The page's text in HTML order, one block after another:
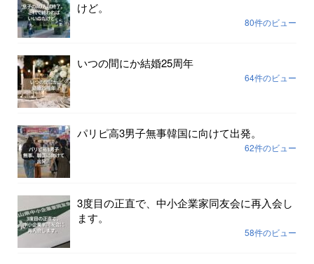
けど。
80件のビュー
いつの間にか結婚25周年
64件のビュー
パリピ高3男子無事韓国に向けて出発。
62件のビュー
3度目の正直で、中小企業家同友会に再入会し
ます。
58件のビュー